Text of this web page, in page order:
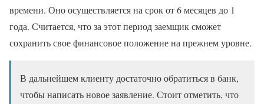
времени. Оно осуществляется на срок от 6 месяцев до 1
года. Считается, что за этот период заемщик сможет
сохранить свое финансовое положение на прежнем уровне.
В дальнейшем клиенту достаточно обратиться в банк,
чтобы написать новое заявление. Стоит отметить, что